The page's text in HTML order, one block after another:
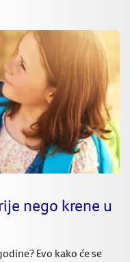
nego krene u
Evo kako će se